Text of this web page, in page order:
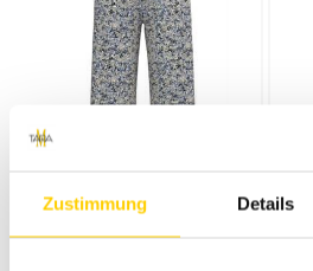
Zustimmung Details
33%
VILA